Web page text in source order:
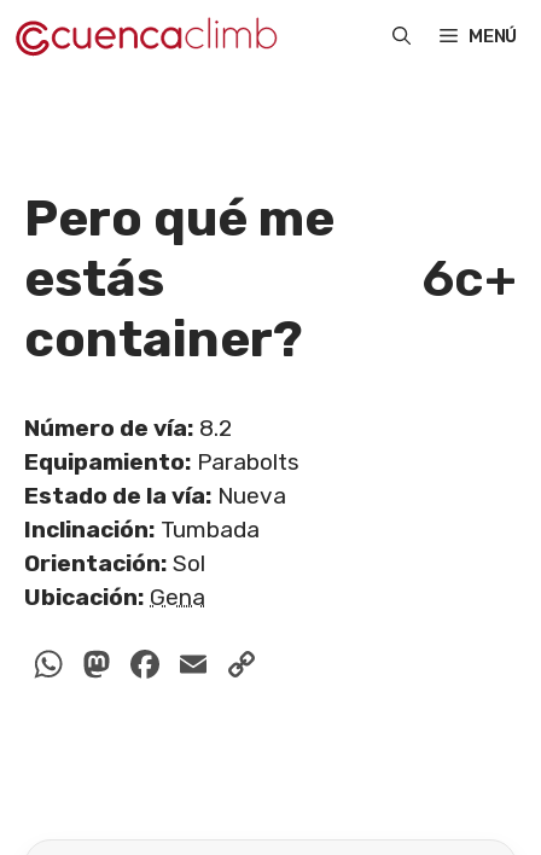
Saltar
al
MENÚ
Pero qué me
estás
container?
6c+
Número de vía: 8.2
Equipamiento: Parabolts
Estado de la vía: Nueva
Inclinación: Tumbada
Orientación: Sol
Ubicación: Gena
WhatsApp
Mastodon
Facebook
Email